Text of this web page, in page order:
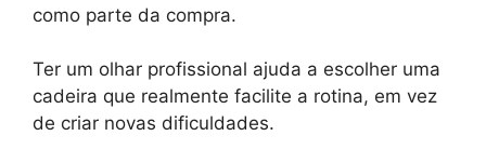
como parte da compra.
Ter um olhar profissional ajuda a escolher uma
cadeira que realmente facilite a rotina, em vez
de criar novas dificuldades.